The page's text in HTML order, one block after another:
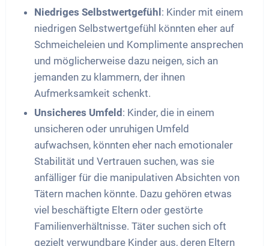
Niedriges Selbstwertgefühl : Kinder mit einem
niedrigen Selbstwertgefühl könnten eher auf
Schmeicheleien und Komplimente ansprechen
und möglicherweise dazu neigen, sich an
jemanden zu klammern, der ihnen
Aufmerksamkeit schenkt.
Unsicheres Umfeld : Kinder, die in einem
unsicheren oder unruhigen Umfeld
aufwachsen, könnten eher nach emotionaler
Stabilität und Vertrauen suchen, was sie
anfälliger für die manipulativen Absichten von
Tätern machen könnte. Dazu gehören etwas
viel beschäftigte Eltern oder gestörte
Familienverhältnisse. Täter suchen sich oft
gezielt verwundbare Kinder aus, deren Eltern